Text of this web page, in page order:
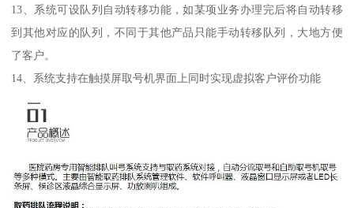
13、系统可设队列自动转移功能，如某项业务办理完后将自动转移
到其他对应的队列，不同于其他产品只能手动转移队列，大地方便
了客户。
14、系统支持在触摸屏取号机界面上同时实现虚拟客户评价功能